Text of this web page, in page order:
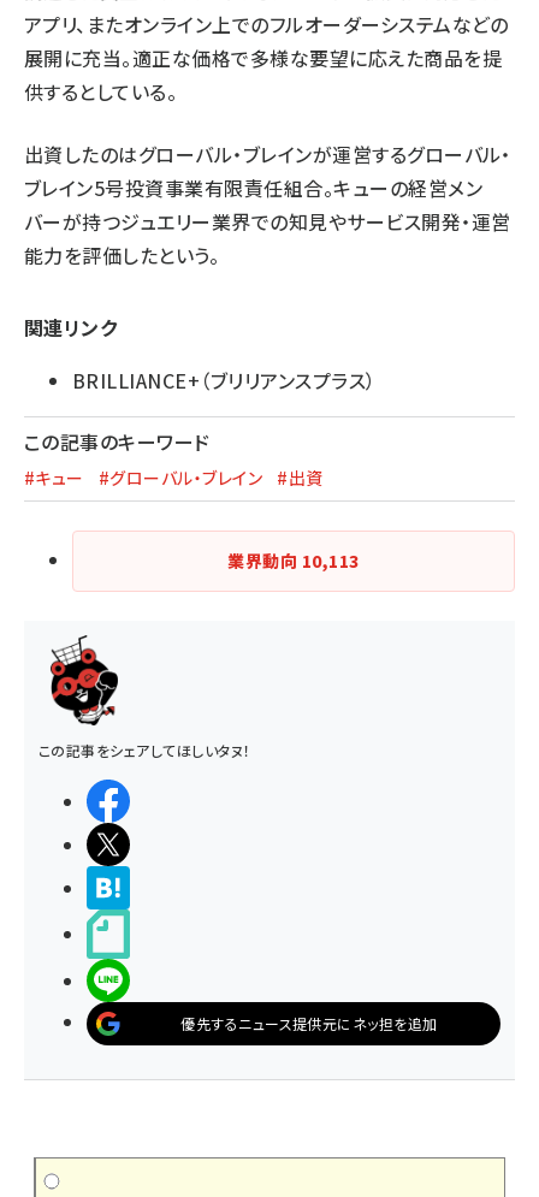
アプリ、またオンライン上でのフルオーダーシステムなどの
展開に充当。適正な価格で多様な要望に応えた商品を提
供するとしている。
出資したのはグローバル・ブレインが運営するグローバル・
ブレイン5号投資事業有限責任組合。キューの経営メン
バーが持つジュエリー業界での知見やサービス開発・運営
能力を評価したという。
関連リンク
BRILLIANCE+（ブリリアンスプラス）
この記事のキーワード
#キュー #グローバル・ブレイン #出資
業界動向 10,113
この記事をシェアしてほしいタヌ！
優先するニュース提供元にネッ担を追加